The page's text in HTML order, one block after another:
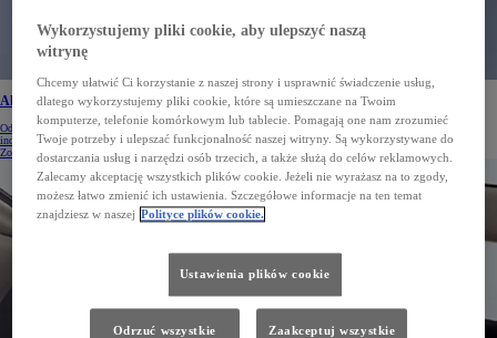
Aktualne promocje i korzyści na samochody Toyota
Odkryj aktualne promocje i korzyści na nowe samochody Toyota. Specjalne oferty dla klientów
indywidualnych czekają. Sprawdź aktualną ofertę.
Zobacz więcej
Wykorzystujemy pliki cookie, aby ulepszyć naszą
witrynę
Chcemy ułatwić Ci korzystanie z naszej strony i usprawnić świadczenie usług,
dlatego wykorzystujemy pliki cookie, które są umieszczane na Twoim
komputerze, telefonie komórkowym lub tablecie. Pomagają one nam zrozumieć
Twoje potrzeby i ulepszać funkcjonalność naszej witryny. Są wykorzystywane do
dostarczania usług i narzędzi osób trzecich, a także służą do celów reklamowych.
Zalecamy akceptację wszystkich plików cookie. Jeżeli nie wyrażasz na to zgody,
możesz łatwo zmienić ich ustawienia. Szczegółowe informacje na ten temat
znajdziesz w naszej Polityce plików cookie.
Ustawienia plików cookie
Odrzuć wszystkie Zaakceptuj wszystkie